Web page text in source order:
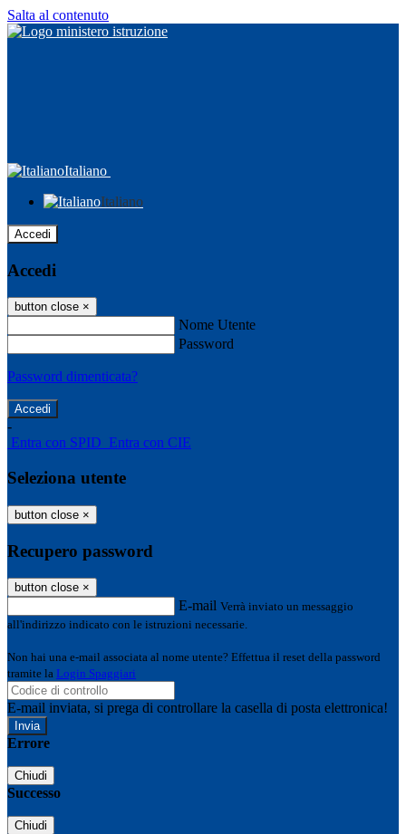
Salta al contenuto
Italiano
Italiano
Accedi
Accedi
button close ×
Nome Utente
Password
Password dimenticata?
-
Entra con SPID Entra con CIE
Seleziona utente
button close ×
Recupero password
button close ×
E-mail Verrà inviato un messaggio
all'indirizzo indicato con le istruzioni necessarie.
Non hai una e-mail associata al nome utente? Effettua il reset della password
tramite la Login Spaggiari
E-mail inviata, si prega di controllare la casella di posta elettronica!
Errore
Chiudi
Successo
Chiudi